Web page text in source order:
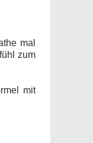
mal
zum
mit